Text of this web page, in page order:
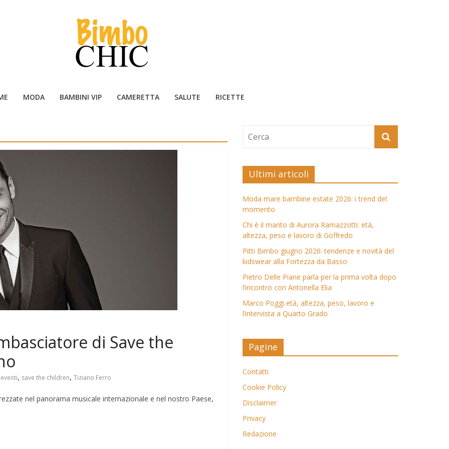
MODA BAMBINI VIP CAMERETTA SALUTE RICETTE
di Save the
eventi, save the children, Tiziano Ferro
nel panorama musicale internazionale e nel nostro Paese,
Ultimi articoli
Moda mare bambine estate 2026: i trend del
momento
Chi è il marito di Aurora Ramazzotti: età,
altezza, peso e lavoro di Goffredo
Pitti Bimbo giugno 2026: tendenze e novità del
kidswear alla Fortezza da Basso
Pietro Delle Piane parla per la prima volta dopo
l’incontro con Antonella Elia
Marco Poggi età, altezza, peso, lavoro e
l’intervista a Quarto Grado
Pagine
Contatti
Cookie Policy
Disclaimer
Privacy
Redazione